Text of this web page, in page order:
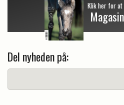
Klik her for at
Del nyheden på: